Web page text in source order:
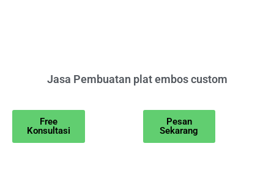
Jasa Pembuatan plat embos custom
Free
Konsultasi
Pesan
Sekarang